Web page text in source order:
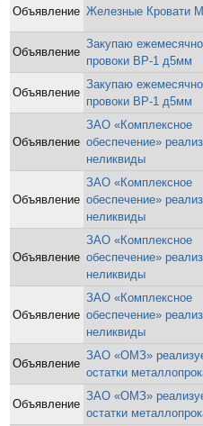
Объявление Железные Кровати
Объявление
Закупаю
провоки ВР-1 д5мм
Объявление
Закупаю
провоки ВР-1 д5мм
Объявление
ЗАО «Комплексное
обеспечение»
неликвиды
Объявление
ЗАО «Комплексное
обеспечение»
неликвиды
Объявление
ЗАО «Комплексное
обеспечение»
неликвиды
Объявление
ЗАО «Комплексное
обеспечение»
неликвиды
Объявление
ЗАО «ОМЗ»
остатки
Объявление
ЗАО «ОМЗ»
остатки